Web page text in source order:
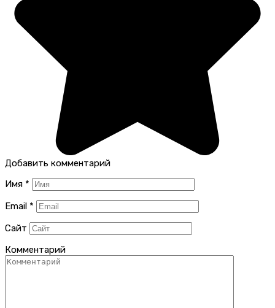
Добавить комментарий
Имя *
Email *
Сайт
Комментарий